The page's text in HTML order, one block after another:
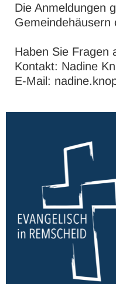
Die Anmeldungen
Gemeindehäusern
Haben Sie Fragen
Kontakt: Nadine
E-Mail: